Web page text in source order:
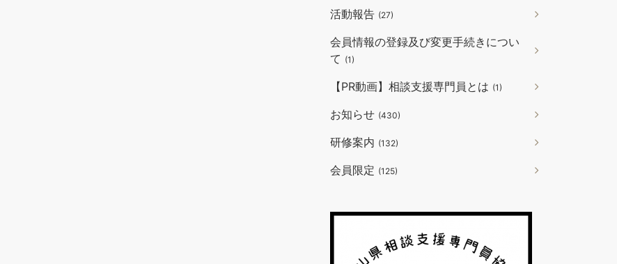
活動報告 (27)
会員情報の登録及び変更手続きについ
て (1)
【PR動画】相談支援専門員とは (1)
お知らせ (430)
研修案内 (132)
会員限定 (125)